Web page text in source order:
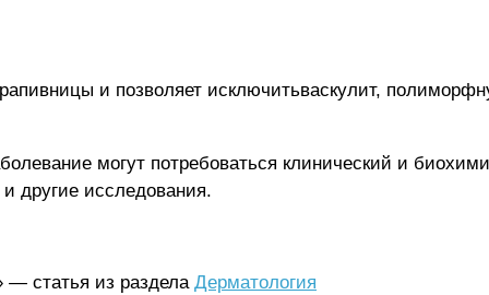
и позволяет исключитьваскулит,
могут потребоваться клинический и
другие исследования.
— статья из раздела Дерматология